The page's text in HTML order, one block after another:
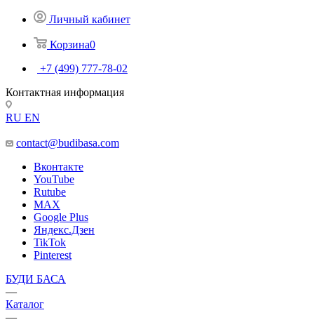
Личный кабинет
Корзина0
+7 (499) 777-78-02
Контактная информация
RU EN
contact@budibasa.com
Вконтакте
YouTube
Rutube
MAX
Google Plus
Яндекс.Дзен
TikTok
Pinterest
БУДИ БАСА
—
Каталог
—